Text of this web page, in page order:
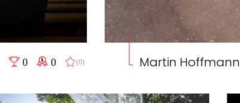
0 0 (0) Martin Hoffmann